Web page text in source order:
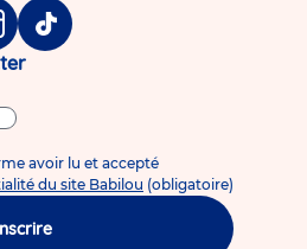
Tiktok
avoir lu et accepté
du site Babilou (obligatoire)